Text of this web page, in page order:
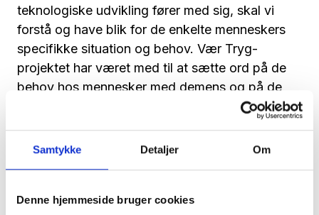
Samtykke Detaljer Om
Denne hjemmeside bruger cookies
teknologiske udvikling fører med sig, skal vi
forstå og have blik for de enkelte menneskers
specifikke situation og behov. Vær Tryg-
projektet har været med til at sætte ord på de
behov hos mennesker med demens og på de
teknologier, der kan opfylde behovene," siger
Alle rapporter plus et hjælpemiddelkatalog og
en pjece om projektet kan findes under
"Rapporter & artikler" på medlemssiderne.